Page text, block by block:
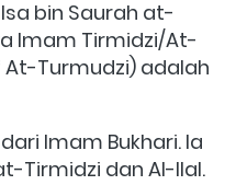
bin Saurah at-
Imam Tirmidzi/At-
Turmudzi) adalah
Imam Bukhari. Ia
Tirmidzi dan Al-Ilal.